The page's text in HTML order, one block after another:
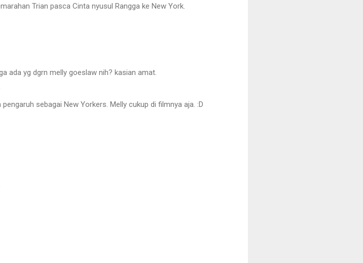
Trian pasca Cinta nyusul Rangga ke New York.
ada yg dgrn melly goeslaw nih? kasian amat.
sebagai New Yorkers. Melly cukup di filmnya aja. :D